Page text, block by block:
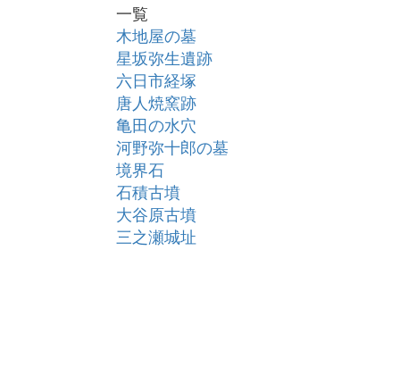
一覧
木地屋の墓
星坂弥生遺跡
六日市経塚
唐人焼窯跡
亀田の水穴
河野弥十郎の墓
境界石
石積古墳
大谷原古墳
三之瀬城址